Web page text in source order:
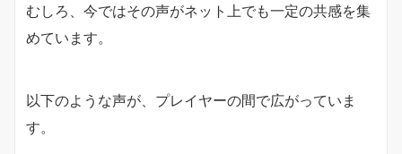
むしろ、今ではその声がネット上でも一定の共感を集
めています。
以下のような声が、プレイヤーの間で広がっていま
す。